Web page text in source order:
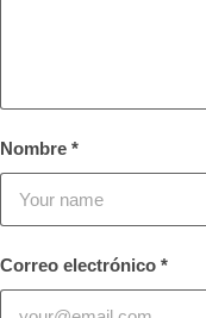
Nombre *
Correo electrónico *